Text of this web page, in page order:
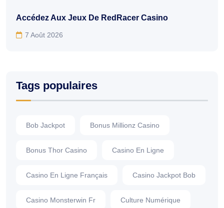
Accédez Aux Jeux De RedRacer Casino
7 Août 2026
Tags populaires
Bob Jackpot Bonus Millionz Casino
Bonus Thor Casino Casino En Ligne
Casino En Ligne Français Casino Jackpot Bob
Casino Monsterwin Fr Culture Numérique